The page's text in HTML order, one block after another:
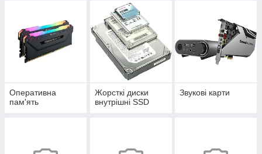
Оперативна
пам'ять
Жорсткі диски
внутрішні SSD
Звукові карти